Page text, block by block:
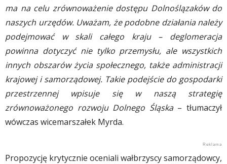
ma na celu zrównoważenie dostępu Dolnoślązaków do
naszych urzędów. Uważam, że podobne działania należy
podejmować w skali całego kraju – deglomeracja
powinna dotyczyć nie tylko przemysłu, ale wszystkich
innych obszarów życia społecznego, także administracji
krajowej i samorządowej. Takie podejście do gospodarki
przestrzennej wpisuje się w naszą strategię
zrównoważonego rozwoju Dolnego Śląska– tłumaczył
wówczas wicemarszałek Myrda.
Propozycję krytycznie oceniali wałbrzyscy samorządowcy,